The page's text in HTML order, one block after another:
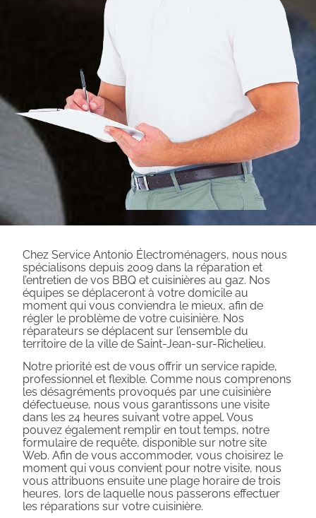
Chez Service Antonio Électroménagers, nous nous
spécialisons depuis 2009 dans la réparation et
l’entretien de vos BBQ et cuisinières au gaz. Nos
équipes se déplaceront à votre domicile au
moment qui vous conviendra le mieux, afin de
régler le problème de votre cuisinière. Nos
réparateurs se déplacent sur l’ensemble du
territoire de la ville de Saint-Jean-sur-Richelieu.
Notre priorité est de vous offrir un service rapide,
professionnel et flexible. Comme nous comprenons
les désagréments provoqués par une cuisinière
défectueuse, nous vous garantissons une visite
dans les 24 heures suivant votre appel. Vous
pouvez également remplir en tout temps, notre
formulaire de requête, disponible sur notre site
Web. Afin de vous accommoder, vous choisirez le
moment qui vous convient pour notre visite, nous
vous attribuons ensuite une plage horaire de trois
heures, lors de laquelle nous passerons effectuer
les réparations sur votre cuisinière.